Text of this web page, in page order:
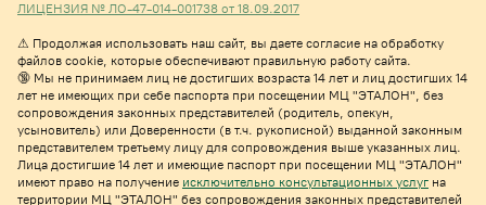
ЛИЦЕНЗИЯ № ЛО-47-014-001738 от 18.09.2017
⚠ Продолжая использовать наш сайт, вы даете согласие на обработку
файлов cookie, которые обеспечивают правильную работу сайта.
🔞 Мы не принимаем лиц не достигших возраста 14 лет и лиц достигших 14
лет не имеющих при себе паспорта при посещении МЦ "ЭТАЛОН", без
сопровождения законных представителей (родитель, опекун,
усыновитель) или Доверенности (в т.ч. рукописной) выданной законным
представителем третьему лицу для сопровождения выше указанных лиц.
Лица достигшие 14 лет и имеющие паспорт при посещении МЦ "ЭТАЛОН"
имеют право на получение исключительно консультационных услуг на
территории МЦ "ЭТАЛОН" без сопровождения законных представителей